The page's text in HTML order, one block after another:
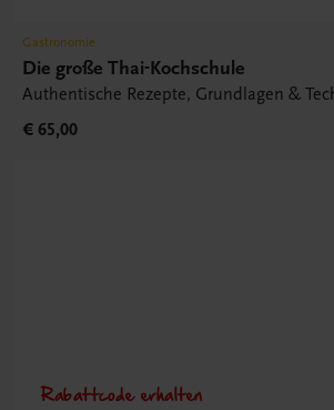
Gastronomie
Die große Thai-Kochschule
Authentische Rezepte, Grundlagen &
€ 65,00
Rabattcode erhalten